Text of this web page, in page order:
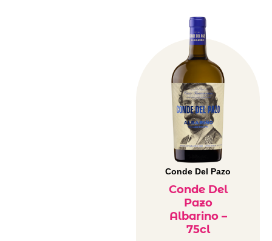
Conde Del Pazo
Conde Del
Pazo
Albarino –
75cl